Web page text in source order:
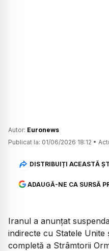
Autor: Euronews
Publicat la: 01/06/2026 18:12 •
DISTRIBUIȚI ACEASTĂ
ADAUGĂ-NE CA SURSĂ
Iranul a anunțat
indirecte cu Statele Unite
completă a Strâmtorii